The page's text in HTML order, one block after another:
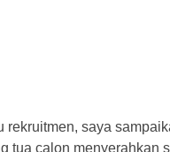
rekruitmen, saya
tua calon menyerahkan